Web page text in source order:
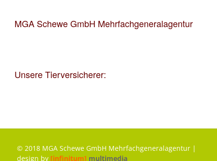
MGA Schewe GmbH Mehrfachgeneralagentur
Unsere Tierversicherer:
© 2018 MGA Schewe GmbH Mehrfachgeneralagentur |
design by [infinitum] multimedia